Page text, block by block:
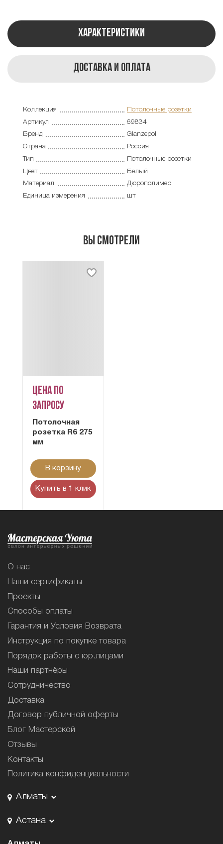
Характеристики
Доставка и оплата
Коллекция
Потолочные розетки
Артикул
69834
Бренд
Glanzepol
Страна
Россия
Тип
Потолочные розетки
Цвет
Белый
Материал
Дюрополимер
Единица измерения
шт
Вы смотрели
Цена по
запросу
Потолочная
розетка R6 275
мм
В корзину
Купить в 1 клик
О нас
Наши сертификаты
Проекты
Способы оплаты
Гарантия и Условия Возврата
Инструкция по покупке товара
Порядок работы с юр.лицами
Наши партнёры
Сотрудничество
Доставка
Договор публичной оферты
Блог Мастерской
Отзывы
Контакты
Политика конфиденциальности
Алматы
Астана